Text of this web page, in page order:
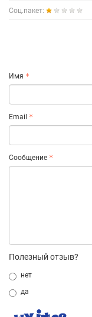
Соц.пакет:
Имя
Email
Сообщение
Полезный отзыв?
нет
да